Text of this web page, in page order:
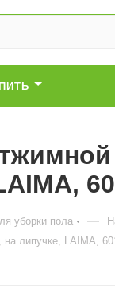
уборки пола —
липучке, LAIMA,